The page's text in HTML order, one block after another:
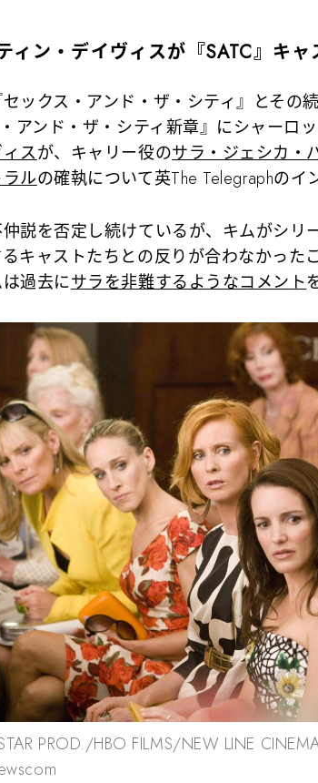
ィン・デイヴィスが『SATC』キ
ックス・アンド・ザ・シティ』とその続
アンド・ザ・シティ新章』にシャーロ
スが、キャリー役のサラ・ジェシカ・
ルの確執について英The Telegraphのイ
説を否定し続けているが、キムがシリ
キャストたちとの反りが合わなかった
過去にサラを非難するようなコメント
PROD./HBO FILMS/NEW LINE